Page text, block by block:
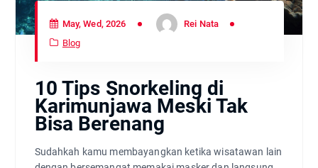
May, Wed, 2026
Rei Nata
Blog
10 Tips Snorkeling di
Karimunjawa Meski Tak
Bisa Berenang
Sudahkah kamu membayangkan ketika wisatawan lain